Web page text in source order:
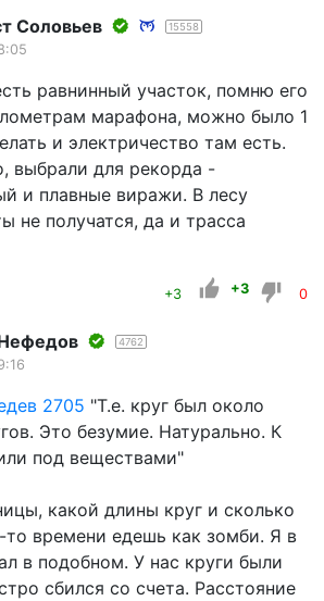
Соловьев 15558
равнинный участок, помню его
марафона, можно было 1
и электричество там есть.
выбрали для рекорда -
и плавные виражи. В лесу
не получатся, да и трасса
+3 +3 0
4762
2705 " Т.е. круг был около
Это безумие. Натурально. К
под веществами"
какой длины круг и сколько
то времени едешь как зомби. Я в
в подобном. У нас круги были
сбился со счета. Расстояние